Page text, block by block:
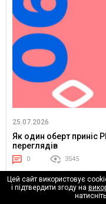
25.07.2026
Як один оберт приніс
переглядів
0 3545
Цей сайт використовує
і підтвердити згоду на